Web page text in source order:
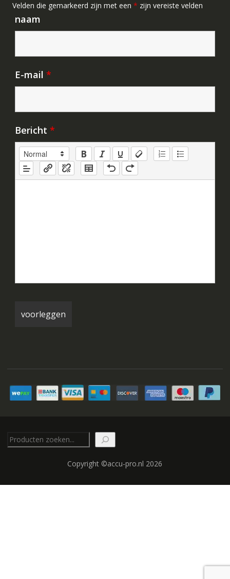
Velden die gemarkeerd zijn met een * zijn vereiste velden
naam
E-mail *
Bericht *
Copyright ©accu-pro.nl 2026